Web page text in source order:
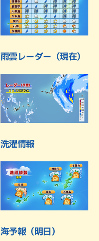
雨雲レーダー（現在）
洗濯情報
海予報（明日）